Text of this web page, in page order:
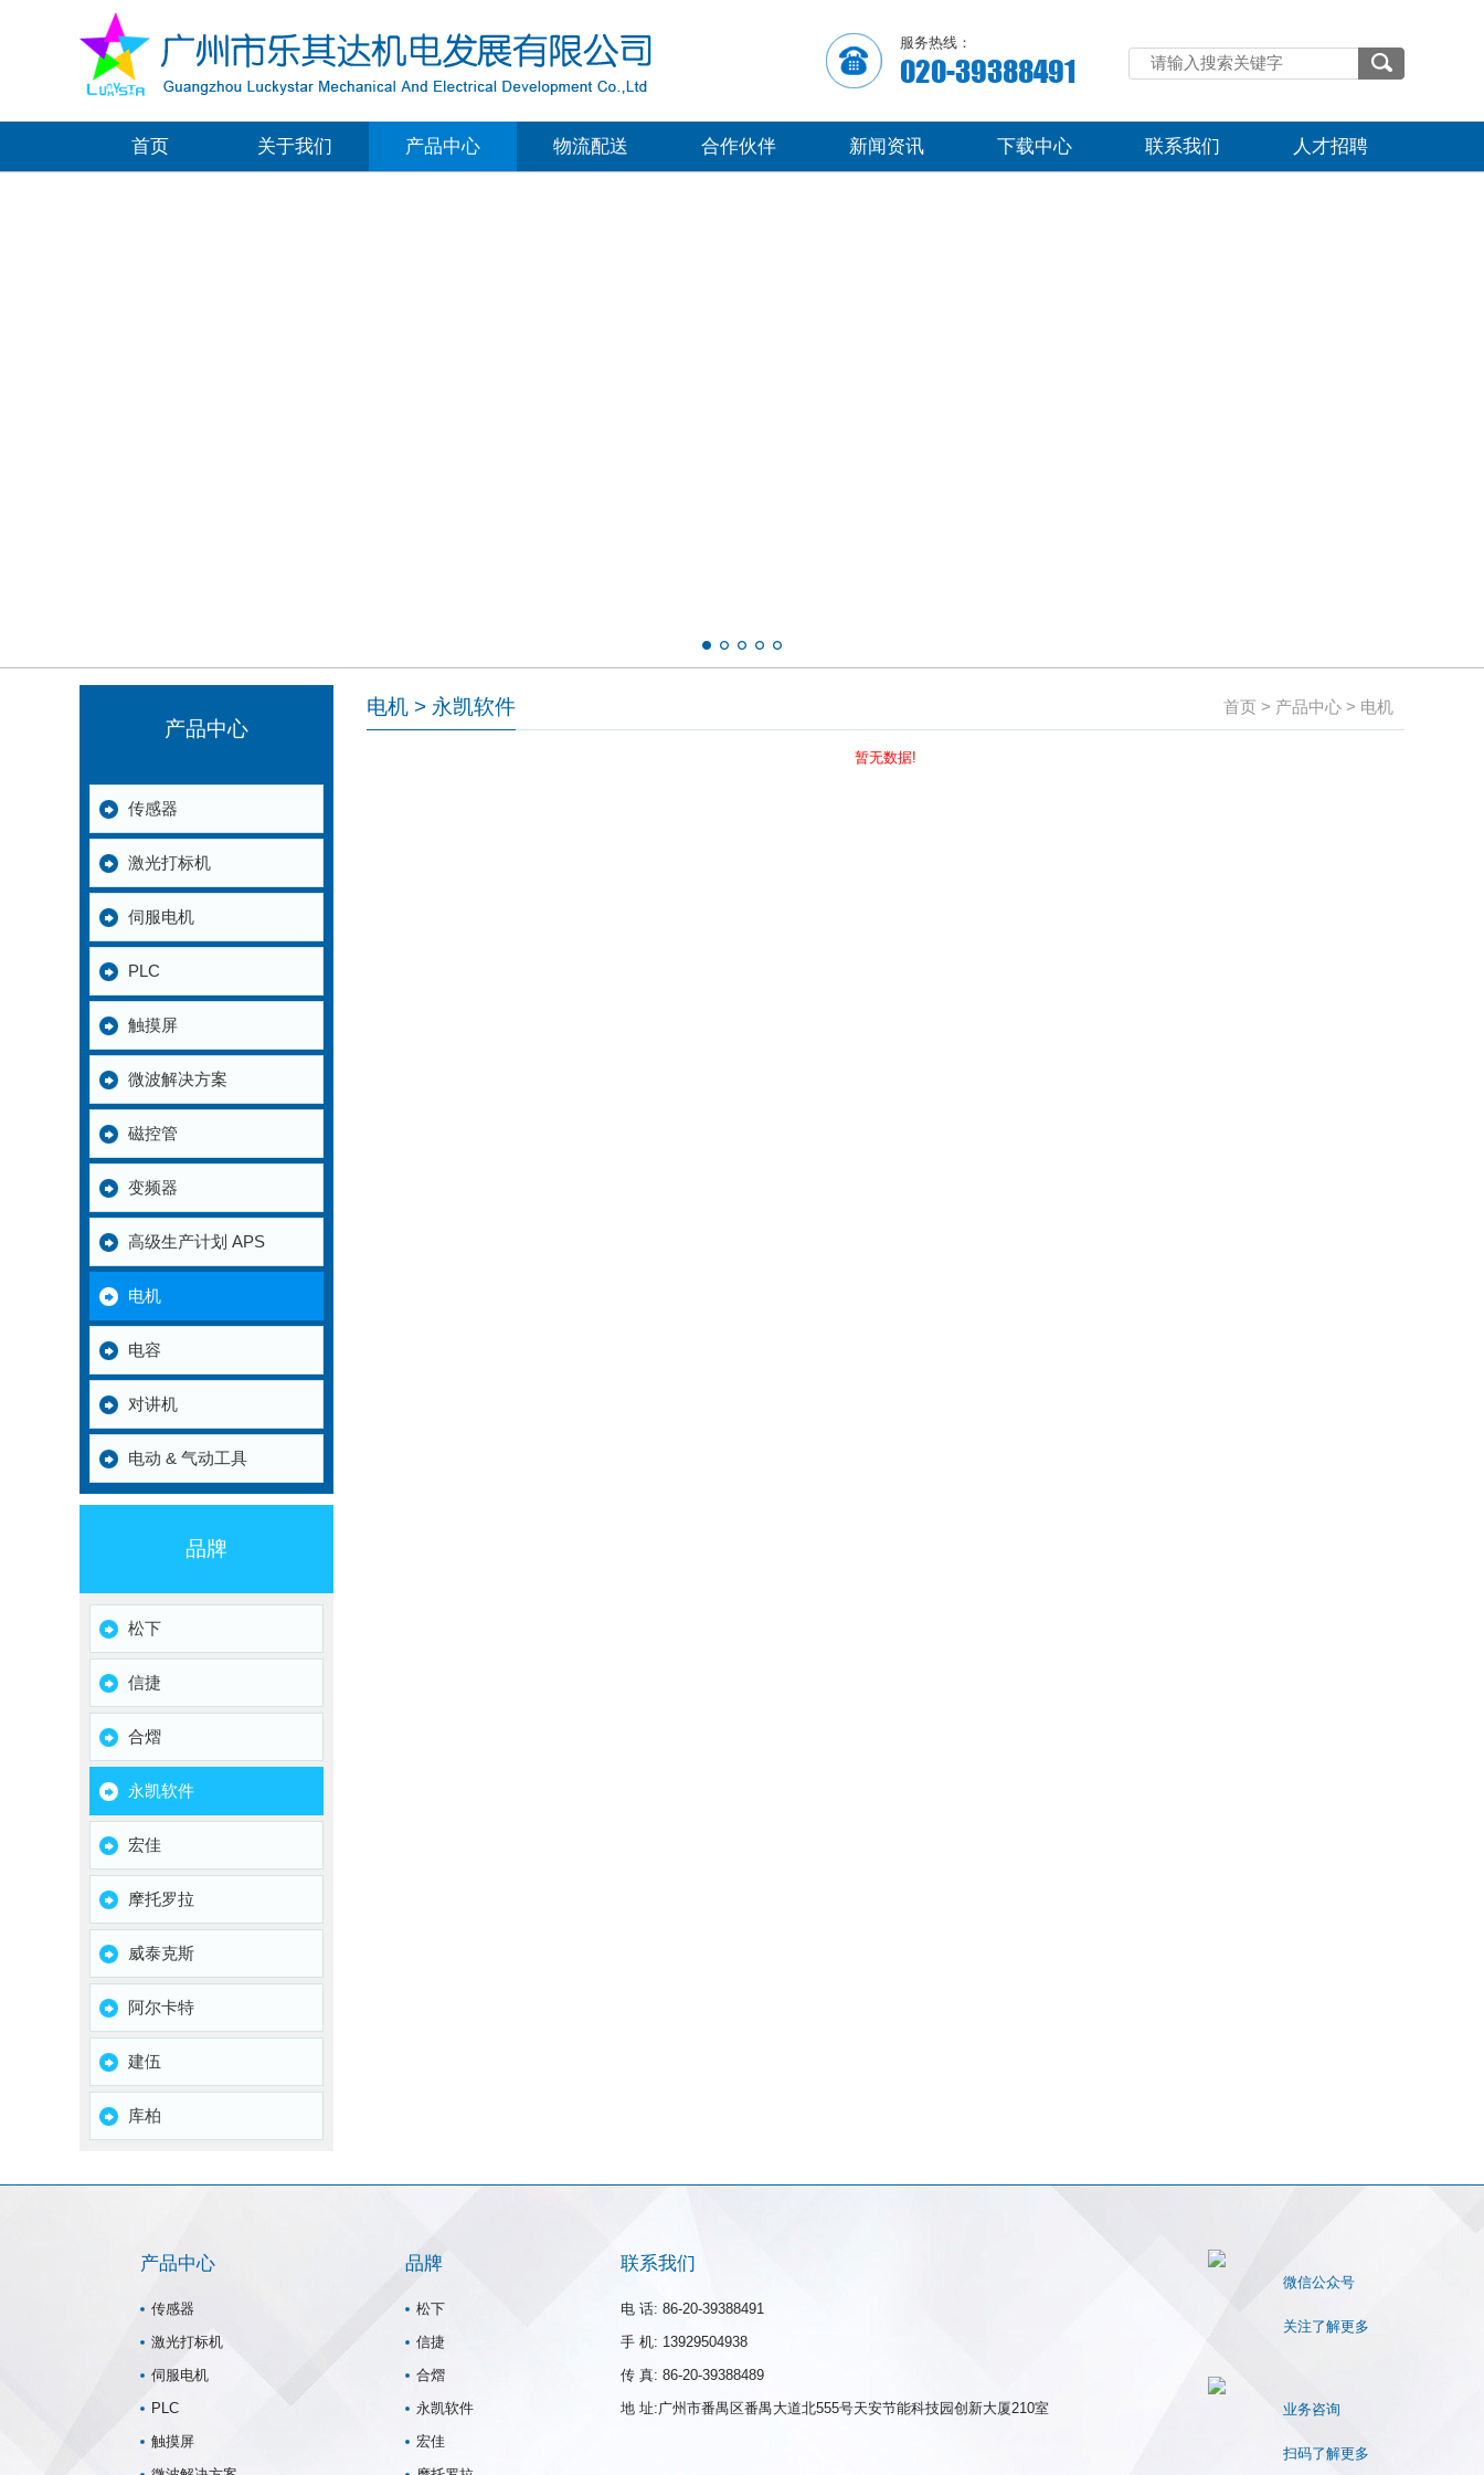
服务热线：
020-39388491
首页 关于我们 产品中心 物流配送 合作伙伴 新闻资讯 下载中心 联系我们 人才招聘
产品中心
传感器
激光打标机
伺服电机
PLC
触摸屏
微波解决方案
磁控管
变频器
高级生产计划 APS
电机
电容
对讲机
电动 & 气动工具
品牌
松下
信捷
合熠
永凯软件
宏佳
摩托罗拉
威泰克斯
阿尔卡特
建伍
库柏
电机 > 永凯软件 首页 > 产品中心 > 电机
暂无数据!
产品中心
传感器
激光打标机
伺服电机
PLC
触摸屏
品牌
松下
信捷
合熠
永凯软件
宏佳
联系我们
电 话: 86-20-39388491
手 机: 13929504938
传 真: 86-20-39388489
地 址:广州市番禺区番禺大道北555号天安节能科技园创新大厦210室
微信公众号
关注了解更多
业务咨询
扫码了解更多